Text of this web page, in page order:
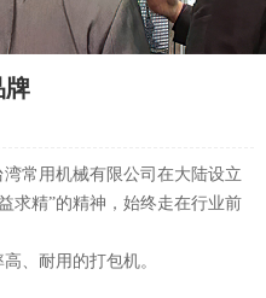
牌
常用机械有限公司在大陆设立
求精”的精神，始终走在行业前
、耐用的打包机。